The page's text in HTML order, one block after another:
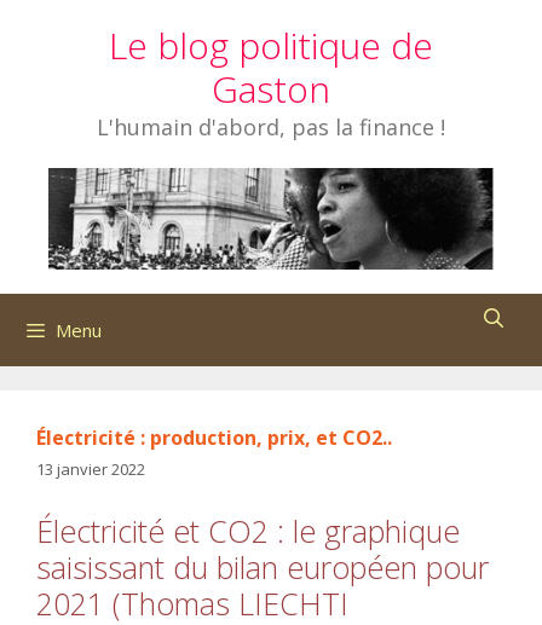
Le blog politique de
Gaston
L'humain d'abord, pas la finance !
Menu
Électricité : production, prix, et CO2..
13 janvier 2022
Électricité et CO2 : le graphique
saisissant du bilan européen pour
2021 (Thomas LIECHTI